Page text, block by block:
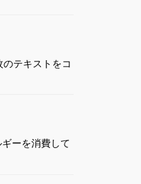
テキストをコ
ーを消費して